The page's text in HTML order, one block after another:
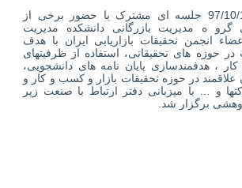
چهارشنبه مورخ 97/10/19 جلسه ای مشترک با حضور برخی از
گرو ه مدیریت بازرگانی دانشکده مدیریت
انجمن تحقیقات بازاریابی ایران با هدف
حوزه های تحقیقاتی، استفاده از ظرفیتهای
، هدفمندسازی پایان نامه های دانشجویی،
علاقمند در حوزه تحقیقات بازار و کسب و کار و
و … با میزبانی دفتر ارتباط با صنعت زیر
برگزار شد.